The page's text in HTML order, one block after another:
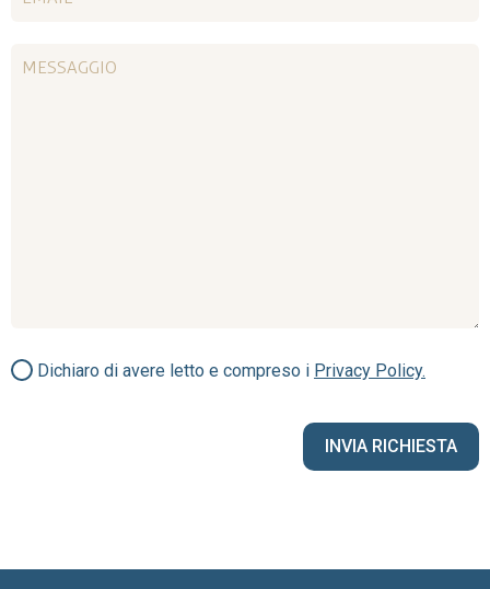
Dichiaro di avere letto e compreso i Privacy Policy.